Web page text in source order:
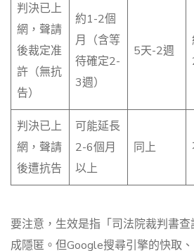
判決已上
網，聲請
後裁定准
許（無抗
告）
約1-2個
月（含等
待確定2-
3週）
5天-2週
判決已上
網，聲請
後遭抗告
可能延長
2-6個月
以上
同上
要注意，生效是指「司法院裁判書
成隱匿。但Google搜尋引擎的快取